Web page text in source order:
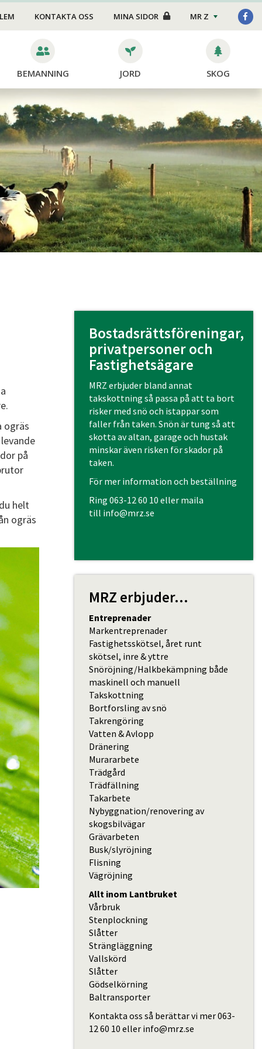
Foder/strö
Stängsel
Skötsel
KONTAKTA OSS MINA SIDOR MR Z
BEMANNING JORD SKOG
ogräs
på
helt
ogräs
Bostadsrättsföreningar,
privatpersoner och
Fastighetsägare
MRZ erbjuder bland annat
takskottning så passa på att ta bort
risker med snö och istappar som
faller från taken. Snön är tung så att
skotta av altan, garage och hustak
minskar även risken för skador på
taken.
För mer information och beställning
Ring 063-12 60 10 eller maila
till info@mrz.se
MRZ erbjuder...
Entreprenader
Markentreprenader
Fastighetsskötsel, året runt
skötsel, inre & yttre
Snöröjning/Halkbekämpning både
maskinell och manuell
Takskottning
Bortforsling av snö
Takrengöring
Vatten & Avlopp
Dränering
Murararbete
Trädgård
Trädfällning
Takarbete
Nybyggnation/renovering av
skogsbilvägar
Grävarbeten
Busk/slyröjning
Flisning
Vägröjning
Allt inom Lantbruket
Vårbruk
Stenplockning
Slåtter
Strängläggning
Vallskörd
Slåtter
Gödselkörning
Baltransporter
Kontakta oss så berättar vi mer063-
12 60 10 eller info@mrz.se